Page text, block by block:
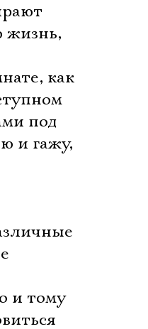
жизнь,
как
под
и гажу,
и тому